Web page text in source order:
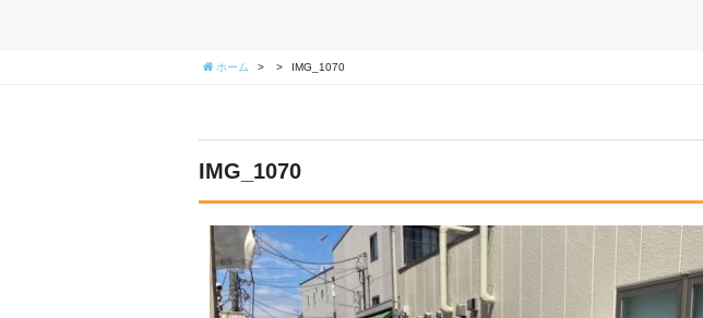
ホーム > > IMG_1070
IMG_1070